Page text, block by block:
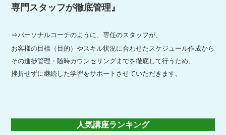
専門スタッフが徹底管理』
⇒パーソナルコーチのように、専任のスタッフが、
お客様の目標（目的）やスキル状況に合わせたスケジュール作成から
その進捗管理・随時カウンセリングまでを徹底して行うため、
挫折せずに継続した学習をサポートさせていただきます。
人気講座ランキング